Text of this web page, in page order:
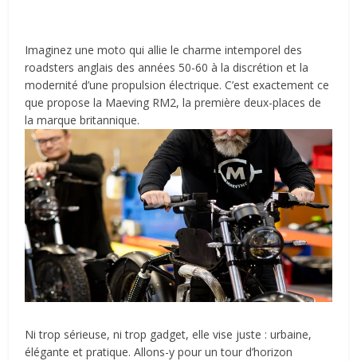
Imaginez une moto qui allie le charme intemporel des
roadsters anglais des années 50-60 à la discrétion et la
modernité d’une propulsion électrique. C’est exactement ce
que propose la Maeving RM2, la première deux-places de
la marque britannique.
Ni trop sérieuse, ni trop gadget, elle vise juste : urbaine,
élégante et pratique. Allons-y pour un tour d’horizon